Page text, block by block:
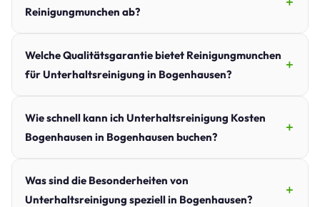
Reinigungmunchen ab?
Welche Qualitätsgarantie bietet Reinigungmunchen
für Unterhaltsreinigung in Bogenhausen?
Wie schnell kann ich Unterhaltsreinigung Kosten
Bogenhausen in Bogenhausen buchen?
Was sind die Besonderheiten von
Unterhaltsreinigung speziell in Bogenhausen?